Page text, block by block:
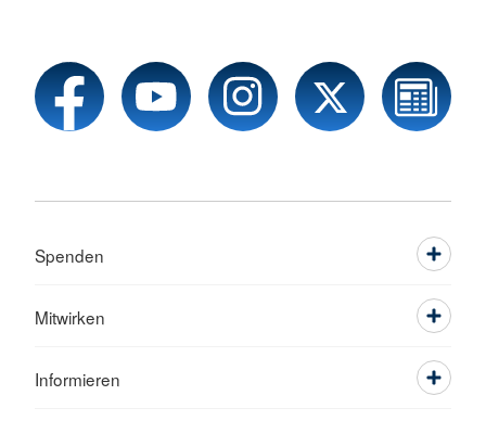
Spenden
Mitwirken
Informieren